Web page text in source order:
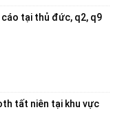
cáo tại thủ đức, q2, q9
tất niên tại khu vực